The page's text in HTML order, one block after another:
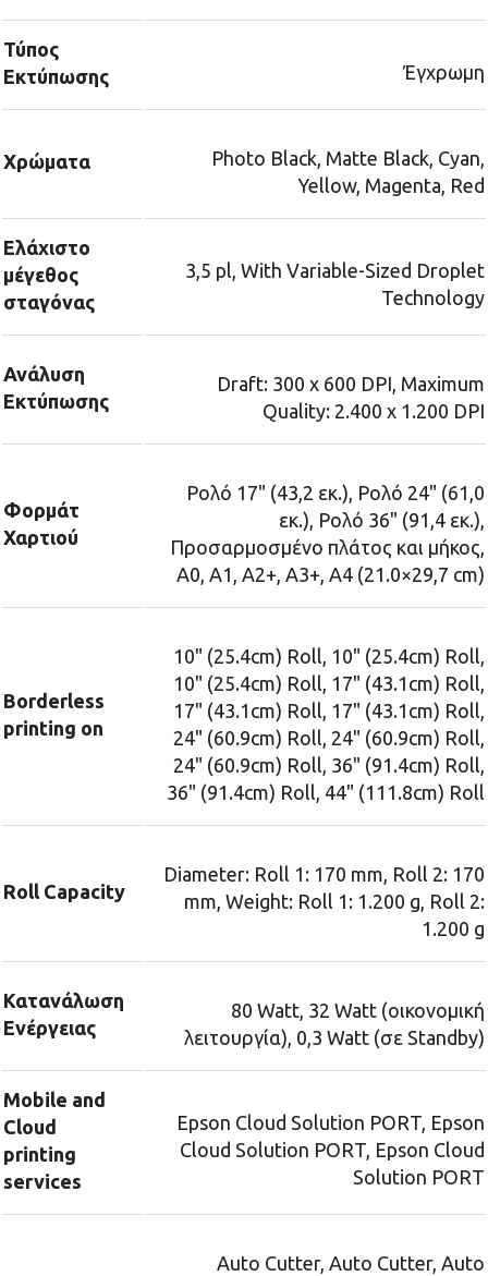
Τύπος
Εκτύπωσης
Έγχρωμη
Χρώματα
Photo Black, Matte Black, Cyan,
Yellow, Magenta, Red
Ελάχιστο
μέγεθος
σταγόνας
3,5 pl, With Variable-Sized Droplet
Technology
Ανάλυση
Εκτύπωσης
Draft: 300 x 600 DPI, Maximum
Quality: 2.400 x 1.200 DPI
Φορμάτ
Χαρτιού
Ρολό 17" (43,2 εκ.), Ρολό 24" (61,0
εκ.), Ρολό 36" (91,4 εκ.),
Προσαρμοσμένο πλάτος και μήκος,
A0, A1, A2+, A3+, A4 (21.0×29,7 cm)
Borderless
printing on
10" (25.4cm) Roll, 10" (25.4cm) Roll,
10" (25.4cm) Roll, 17" (43.1cm) Roll,
17" (43.1cm) Roll, 17" (43.1cm) Roll,
24" (60.9cm) Roll, 24" (60.9cm) Roll,
24" (60.9cm) Roll, 36" (91.4cm) Roll,
36" (91.4cm) Roll, 44" (111.8cm) Roll
Roll Capacity
Diameter: Roll 1: 170 mm, Roll 2: 170
mm, Weight: Roll 1: 1.200 g, Roll 2:
1.200 g
Κατανάλωση
Ενέργειας
80 Watt, 32 Watt (οικονομική
λειτουργία), 0,3 Watt (σε Standby)
Mobile and
Cloud
printing
services
Epson Cloud Solution PORT, Epson
Cloud Solution PORT, Epson Cloud
Solution PORT
Auto Cutter, Auto Cutter, Auto